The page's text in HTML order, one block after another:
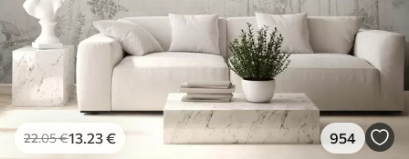
22.05€13 .23€ 954